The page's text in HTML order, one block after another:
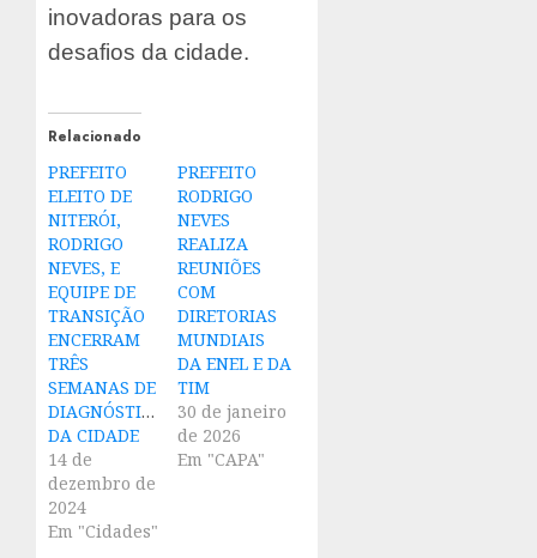
inovadoras para os
desafios da cidade.
Relacionado
PREFEITO
ELEITO DE
NITERÓI,
RODRIGO
NEVES, E
EQUIPE DE
TRANSIÇÃO
ENCERRAM
TRÊS
SEMANAS DE
DIAGNÓSTICO
DA CIDADE
14 de
dezembro de
2024
Em "Cidades"
PREFEITO
RODRIGO
NEVES
REALIZA
REUNIÕES
COM
DIRETORIAS
MUNDIAIS
DA ENEL E DA
TIM
30 de janeiro
de 2026
Em "CAPA"